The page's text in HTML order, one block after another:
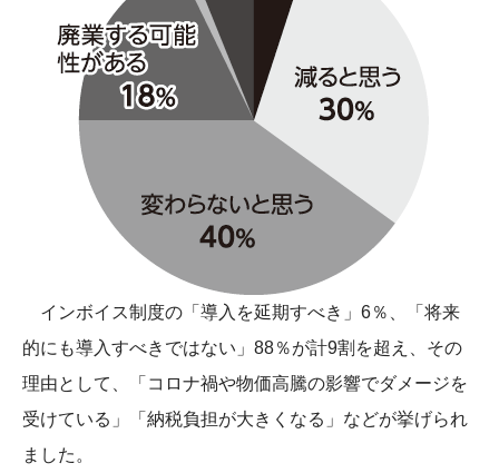
インボイス制度の「導入を延期すべき」6％、「将来
的にも導入すべきではない」88％が計9割を超え、その
理由として、「コロナ禍や物価高騰の影響でダメージを
受けている」「納税負担が大きくなる」などが挙げられ
ました。